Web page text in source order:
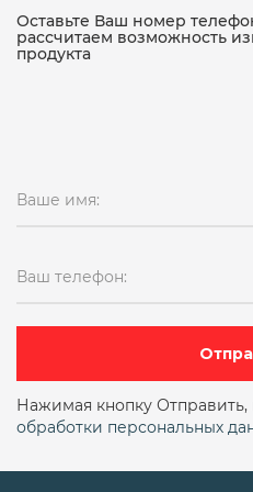
15кч18п чугунный
15кч18п чугунный
15кч19п ду32 ру16
15нж11бк 15нж13бк
15нж22нж 15нж22п
Оставьте Ваш номер
рассчитаем возможность
продукта
Ваше имя:
Ваш телефон:
Нажимая кнопку
обработки персональных